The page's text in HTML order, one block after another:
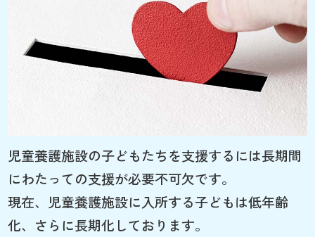
児童養護施設の子どもたちを支援するには長期間
にわたっての支援が必要不可欠です。
現在、児童養護施設に入所する子どもは低年齢
化、さらに長期化しております。